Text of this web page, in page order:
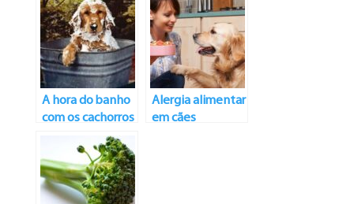
A hora do banho
com os cachorros
Alergia alimentar
em cães